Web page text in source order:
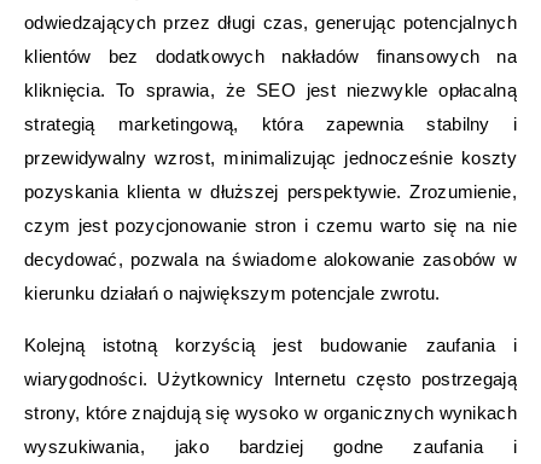
odwiedzających przez długi czas, generując potencjalnych
klientów bez dodatkowych nakładów finansowych na
kliknięcia. To sprawia, że SEO jest niezwykle opłacalną
strategią marketingową, która zapewnia stabilny i
przewidywalny wzrost, minimalizując jednocześnie koszty
pozyskania klienta w dłuższej perspektywie. Zrozumienie,
czym jest pozycjonowanie stron i czemu warto się na nie
decydować, pozwala na świadome alokowanie zasobów w
kierunku działań o największym potencjale zwrotu.
Kolejną istotną korzyścią jest budowanie zaufania i
wiarygodności. Użytkownicy Internetu często postrzegają
strony, które znajdują się wysoko w organicznych wynikach
wyszukiwania, jako bardziej godne zaufania i